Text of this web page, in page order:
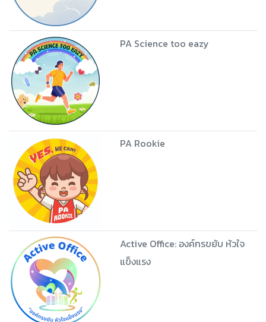
PA Science too eazy
PA Rookie
Active Office: องค์กรขยับ หัวใจ
แข็งแรง